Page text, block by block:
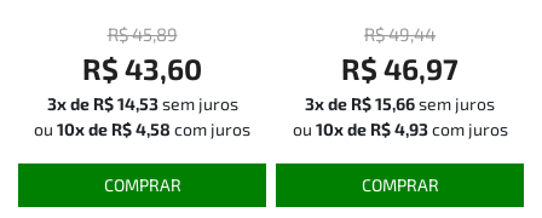
R$ 45,89
R$ 43,60
3x de R$ 14,53 sem juros
ou 10x de R$ 4,58 com juros
COMPRAR
R$ 49,44
R$ 46,97
3x de R$ 15,66sem juros
ou 10x de R$ 4,93 com juros
COMPRAR